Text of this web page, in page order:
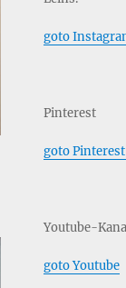
goto
Pinterest
goto
Youtube-
goto Youtube